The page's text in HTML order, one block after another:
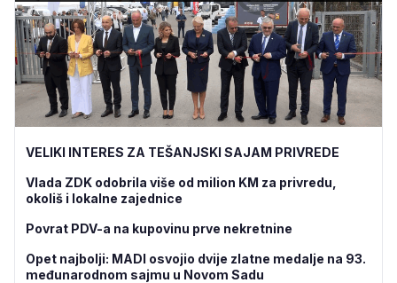
VELIKI INTERES ZA TEŠANJSKI SAJAM PRIVREDE
Vlada ZDK odobrila više od milion KM za privredu,
okoliš i lokalne zajednice
Povrat PDV-a na kupovinu prve nekretnine
Opet najbolji: MADI osvojio dvije zlatne medalje na 93.
međunarodnom sajmu u Novom Sadu